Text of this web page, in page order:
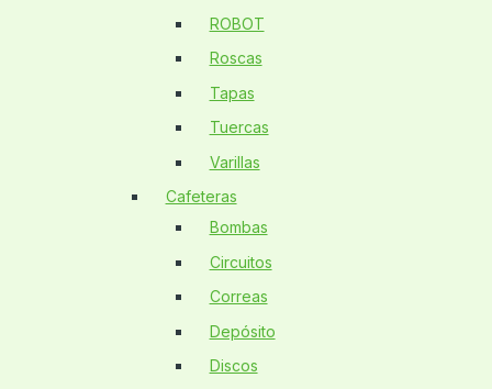
ROBOT
Roscas
Tapas
Tuercas
Varillas
Cafeteras
Bombas
Circuitos
Correas
Depósito
Discos